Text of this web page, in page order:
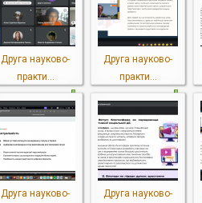
Друга науково-
практи...
Друга науково-
практи...
Друга науково-
Друга науково-